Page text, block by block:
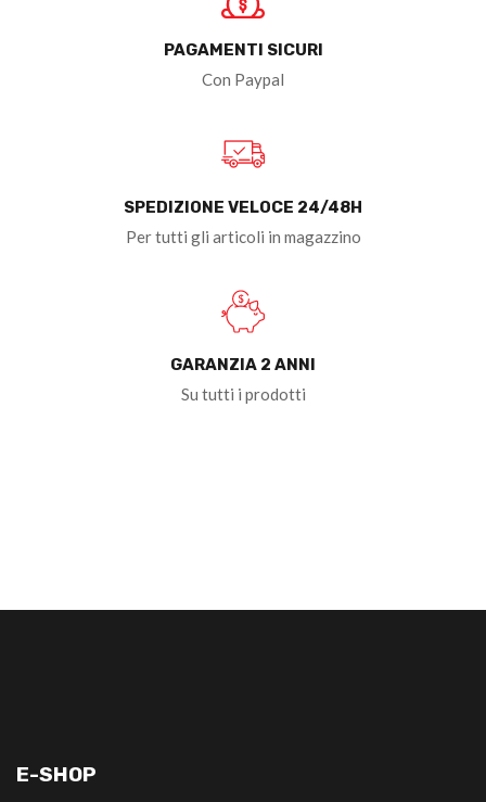
PAGAMENTI SICURI
Con Paypal
SPEDIZIONE VELOCE 24/48H
Per tutti gli articoli in magazzino
GARANZIA 2 ANNI
Su tutti i prodotti
E-SHOP